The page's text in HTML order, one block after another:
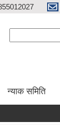
न्याक समिति